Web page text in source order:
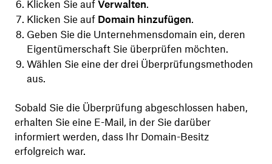
Klicken Sie auf Verwalten.
Klicken Sie auf Domain hinzufügen.
Geben Sie die Unternehmensdomain ein, deren
Eigentümerschaft Sie überprüfen möchten.
Wählen Sie eine der drei Überprüfungsmethoden
aus.
Sobald Sie die Überprüfung abgeschlossen haben,
erhalten Sie eine E-Mail, in der Sie darüber
informiert werden, dass Ihr Domain-Besitz
erfolgreich war.